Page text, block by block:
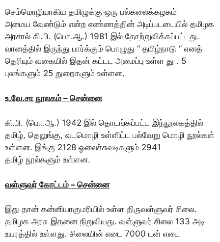
செம்மொழியாகிய தமிழுக்கு ஒரு பல்கலைக்கழகம்
அமைய வேண்டும் என்ற எண்ணத்தின் அடிப்படடையில் தமிழக
அரசால் கி.பி. (பொ.ஆ.) 1981 இல் தோற்றுவிக்கப்பட்டது.
வானத்தில் இருந்து பார்க்கும் பொழுது “ தமிழ்நாடு “ எனத்
தெரியும் வகையில் இதன் கட்டட அமைப்பு உள்ள து . 5
புலங்களும் 25 துறைகளும் உள்ளன.
உ.வே.சா நூலகம் – சென்னை
கி.பி. (பொ.ஆ.) 1942 இல் தொடங்கப்பட்ட இந்நூலகத்தில்
தமிழ், தெலுங்கு, வடமொழி உள்ளிட்ட பல்வேறு மொழி நூல்கள்
உள்ளன. இங்கு 2128 ஓலைச்சுவடிகளும் 2941
தமிழ் நூல்களும் உள்ளன.
வள்ளுவர் கோட்டம் – சென்னை
இது தான் கன்னியாகுமரியில் உள்ள திருவள்ளுவர் சிலை.
தமிழக அரசு இதனை நிறுவியது. வள்ளுவர் சிலை 133 அடி
உயரத்தில் உள்ளது. சிலையின் எடை 7000 டன் எடை